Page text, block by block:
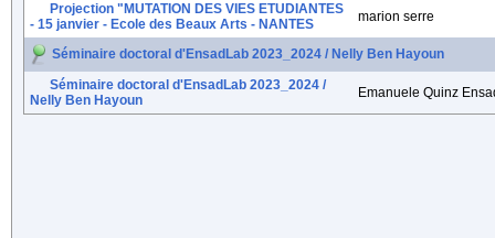
Projection "MUTATION DES VIES ETUDIANTES
- 15 janvier - Ecole des Beaux Arts - NANTES
marion serre
Séminaire doctoral d'EnsadLab 2023_2024 / Nelly Ben Hayoun
Séminaire doctoral d'EnsadLab 2023_2024 /
Nelly Ben Hayoun
Emanuele Quinz